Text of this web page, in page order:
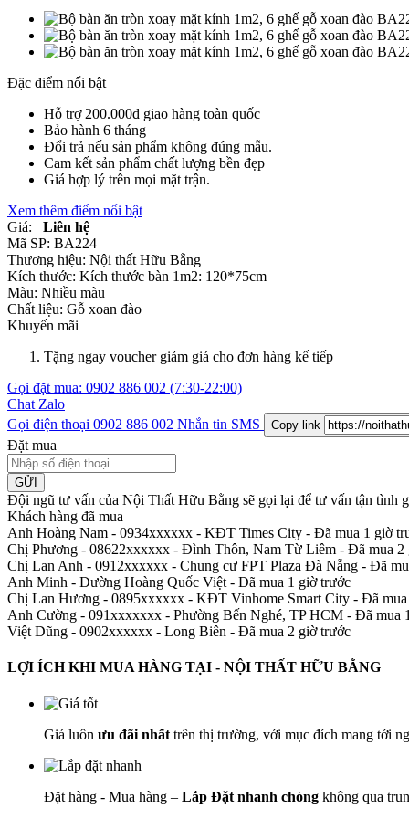
Đặc điểm nổi bật
Hỗ trợ 200.000đ giao hàng toàn quốc
Bảo hành 6 tháng
Đổi trả nếu sản phẩm không đúng mẫu.
Cam kết sản phẩm chất lượng bền đẹp
Giá hợp lý trên mọi mặt trận.
Xem thêm điểm nổi bật
Giá:
Liên hệ
Mã SP: BA224
Thương hiệu: Nội thất Hữu Bằng
Kích thước: Kích thước bàn 1m2: 120*75cm
Màu: Nhiều màu
Chất liệu: Gỗ xoan đào
Khuyến mãi
Tặng ngay voucher giảm giá cho đơn hàng kế tiếp
Gọi đặt mua: 0902 886 002 (7:30-22:00)
Chat Zalo
Gọi điện thoại 0902 886 002 Nhắn tin SMS Copy link
Đặt mua
GỬI
Đội ngũ tư vấn của Nội Thất Hữu Bằng sẽ gọi lại để tư vấn tận tình
Khách hàng đã mua
Anh Hoàng Nam - 0934xxxxxx - KĐT Times City - Đã mua 1 giờ
Chị Phương - 08622xxxxxx - Đình Thôn, Nam Từ Liêm - Đã mua 2
Chị Lan Anh - 0912xxxxxx - Chung cư FPT Plaza Đà Nẵng - Đã
Anh Minh - Đường Hoàng Quốc Việt - Đã mua 1 giờ trước
Chị Lan Hương - 0895xxxxxx - KĐT Vinhome Smart City - Đã
Anh Cường - 091xxxxxxx - Phường Bến Nghé, TP HCM - Đã mua
Việt Dũng - 0902xxxxxx - Long Biên - Đã mua 2 giờ trước
LỢI ÍCH KHI MUA HÀNG TẠI - NỘI THẤT HỮU BẰNG
Giá luôn ưu đãi nhất trên thị trường, với mục đích mang tới
Đặt hàng - Mua hàng – Lắp Đặt nhanh chóng không qua